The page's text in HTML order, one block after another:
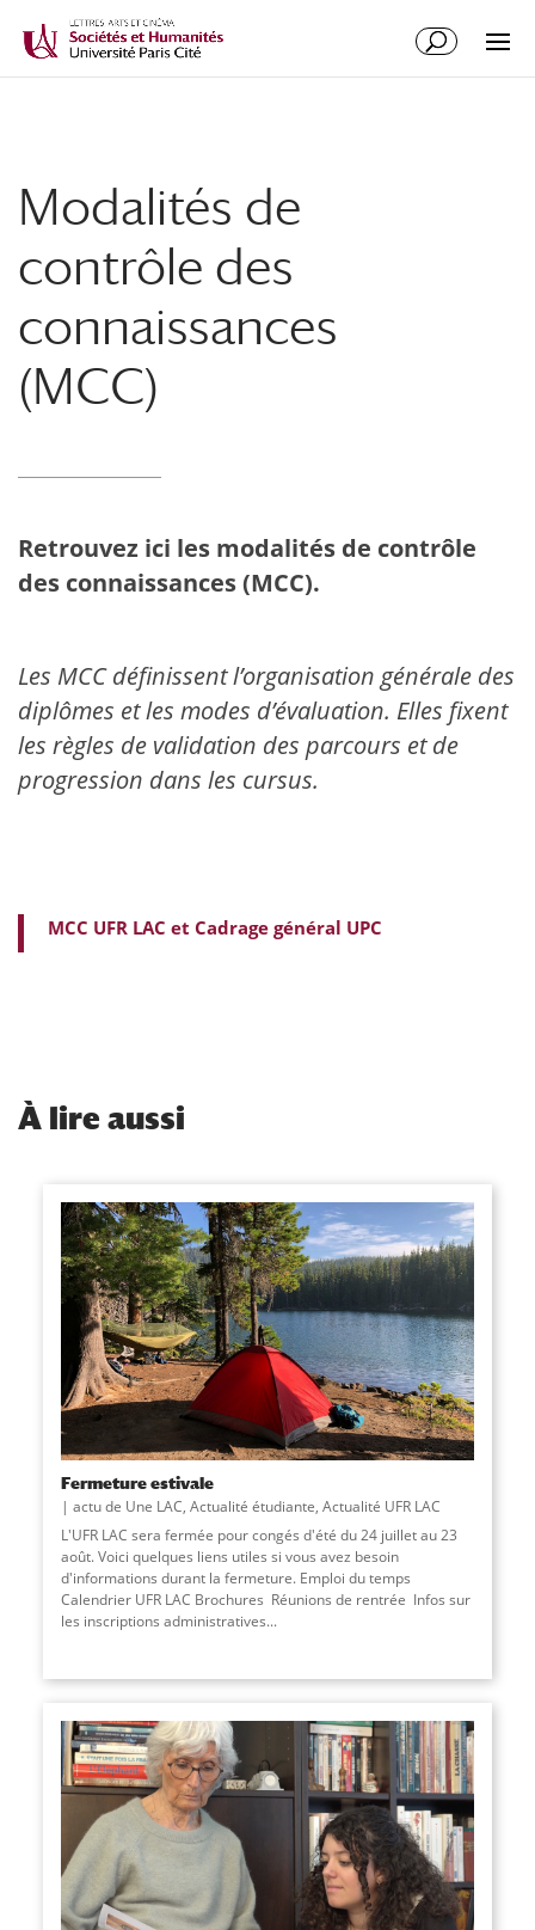
Modalités de
contrôle des
connaissances
(MCC)
Retrouvez ici les modalités de contrôle
des connaissances (MCC).
Les MCC définissent l’organisation générale des
diplômes et les modes d’évaluation. Elles fixent
les règles de validation des parcours et de
progression dans les cursus.
MCC UFR LAC et Cadrage général UPC
À lire aussi
Fermeture estivale
actu de Une LAC, Actualité étudiante, Actualité UFR LAC
L'UFR LAC sera fermée pour congés d'été du 24 juillet au 23
août. Voici quelques liens utiles si vous avez besoin
d'informations durant la fermeture. Emploi du temps
Calendrier UFR LAC Brochures Réunions de rentrée Infos sur
les inscriptions administratives...